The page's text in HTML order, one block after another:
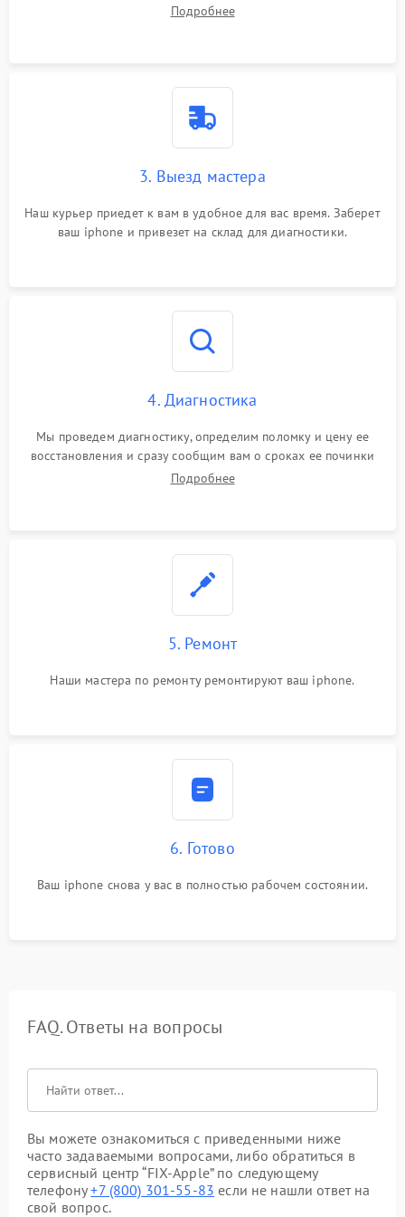
Подробнее
3. Выезд мастера
Наш курьер приедет к вам в удобное для вас время. Заберет
ваш iphone и привезет на склад для диагностики.
4. Диагностика
Мы проведем диагностику, определим поломку и цену ее
восстановления и сразу сообщим вам о сроках ее починки
Подробнее
5. Ремонт
Наши мастера по ремонту ремонтируют ваш iphone.
6. Готово
Ваш iphone снова у вас в полностью рабочем состоянии.
FAQ. Ответы на вопросы
Вы можете ознакомиться с приведенными ниже
часто задаваемыми вопросами, либо обратиться в
сервисный центр “FIX-Apple” по следующему
телефону+7 (800) 301-55-83 если не нашли ответ на
свой вопрос.